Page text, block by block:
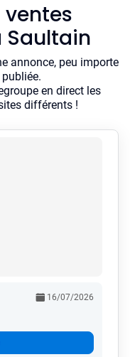
ventes
Saultain
annonce, peu importe
en direct les
différents !
16/07/2026